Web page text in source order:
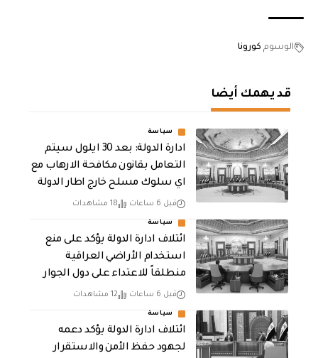
الوسوم كورونا
قد يهمك أيضا
سياسة
ادارة الدولة: بعد 30 ايلول سيتم
التعامل بقانون مكافحة الارهاب مع
اي سلوك مسلح خارج اطار الدولة
قبل 6 ساعات 18 مشاهدات
سياسة
ائتلاف ادارة الدولة يؤكد على منع
استخدام الأراضي العراقية
منطلقاً للاعتداء على دول الجوار
قبل 6 ساعات 12 مشاهدات
سياسة
ائتلاف ادارة الدولة يؤكد دعمه
لجهود حفظ الأمن والاستقرار